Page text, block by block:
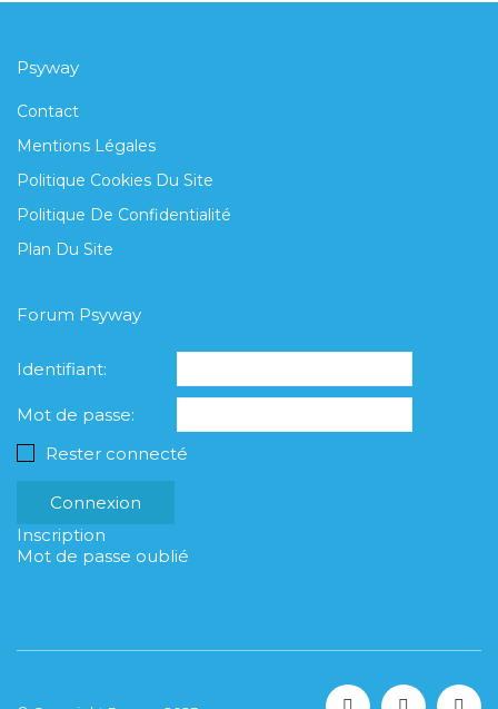
Psyway
Contact
Mentions Légales
Politique Cookies Du Site
Politique De Confidentialité
Plan Du Site
Forum Psyway
Identifiant:
Mot de passe:
Rester connecté
Connexion
Inscription
Mot de passe oublié